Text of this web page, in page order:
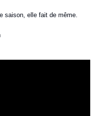
saison, elle fait de même.